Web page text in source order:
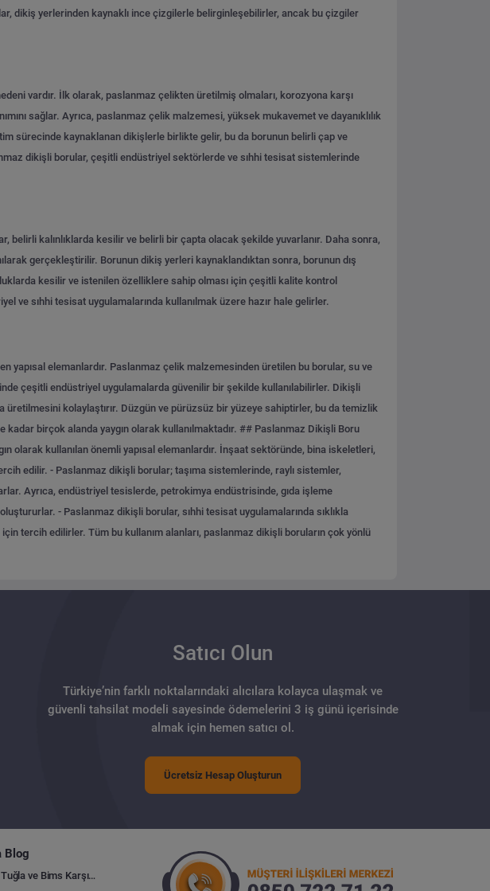
dikiş yerlerinden kaynaklı ince çizgilerle belirginleşebilirler, ancak bu çizgiler
vardır. İlk olarak, paslanmaz çelikten üretilmiş olmaları, korozyona karşı
sağlar. Ayrıca, paslanmaz çelik malzemesi, yüksek mukavemet ve dayanıklılık
sürecinde kaynaklanan dikişlerle birlikte gelir, bu da borunun belirli çap ve
dikişli borular, çeşitli endüstriyel sektörlerde ve sıhhi tesisat sistemlerinde
kalınlıklarda kesilir ve belirli bir çapta olacak şekilde yuvarlanır. Daha sonra,
gerçekleştirilir. Borunun dikiş yerleri kaynaklandıktan sonra, borunun dış
kesilir ve istenilen özelliklere sahip olması için çeşitli kalite kontrol
ve sıhhi tesisat uygulamalarında kullanılmak üzere hazır hale gelirler.
yapısal elemanlardır. Paslanmaz çelik malzemesinden üretilen bu borular, su ve
çeşitli endüstriyel uygulamalarda güvenilir bir şekilde kullanılabilirler. Dikişli
kolaylaştırır. Düzgün ve pürüzsüz bir yüzeye sahiptirler, bu da temizlik
birçok alanda yaygın olarak kullanılmaktadır. ## Paslanmaz Dikişli Boru
olarak kullanılan önemli yapısal elemanlardır. İnşaat sektöründe, bina iskeletleri,
edilir. - Paslanmaz dikişli borular; taşıma sistemlerinde, raylı sistemler,
Ayrıca, endüstriyel tesislerde, petrokimya endüstrisinde, gıda işleme
- Paslanmaz dikişli borular, sıhhi tesisat uygulamalarında sıklıkla
tercih edilirler. Tüm bu kullanım alanları, paslanmaz dikişli boruların çok yönlü
Satıcı Olun
Türkiye’nin farklı noktalarındaki alıcılara kolayca ulaşmak ve
güvenli tahsilat modeli sayesinde ödemelerini 3 iş günü içerisinde
almak için hemen satıcı ol.
Ücretsiz Hesap Oluşturun
Blog
Gazbeton, Tuğla ve Bims Karşılaştırması: Hangisi Daha Avantajlı?